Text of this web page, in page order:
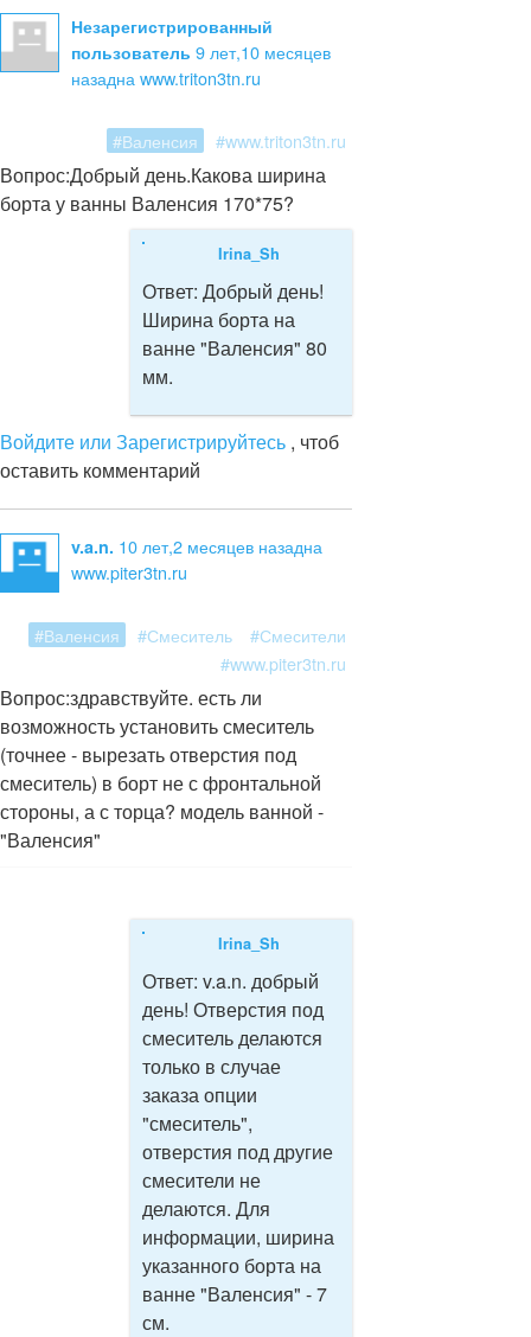
Незарегистрированный
пользователь 9 лет,10 месяцев
назадна www.triton3tn.ru
#Валенсия #www.triton3tn.ru
Вопрос:Добрый день.Какова ширина
борта у ванны Валенсия 170*75?
Irina_Sh
Ответ: Добрый день!
Ширина борта на
ванне "Валенсия" 80
мм.
Войдите или Зарегистрируйтесь , чтоб
оставить комментарий
v.a.n. 10 лет,2 месяцев назадна
www.piter3tn.ru
#Валенсия #Смеситель
#Смесители
#www.piter3tn.ru
Вопрос:здравствуйте. есть ли
возможность установить смеситель
(точнее - вырезать отверстия под
смеситель) в борт не с фронтальной
стороны, а с торца? модель ванной -
"Валенсия"
Irina_Sh
Ответ: v.a.n. добрый
день! Отверстия под
смеситель делаются
только в случае
заказа опции
"смеситель",
отверстия под другие
смесители не
делаются. Для
информации, ширина
указанного борта на
ванне "Валенсия" - 7
см.